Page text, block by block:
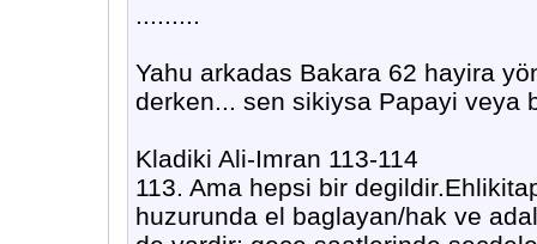
.........
Yahu arkadas Bakara 62 hayira
derken... sen sikiysa Papayi veya
Kladiki Ali-Imran 113-114
113. Ama hepsi bir
huzurunda el baglayan/hak ve